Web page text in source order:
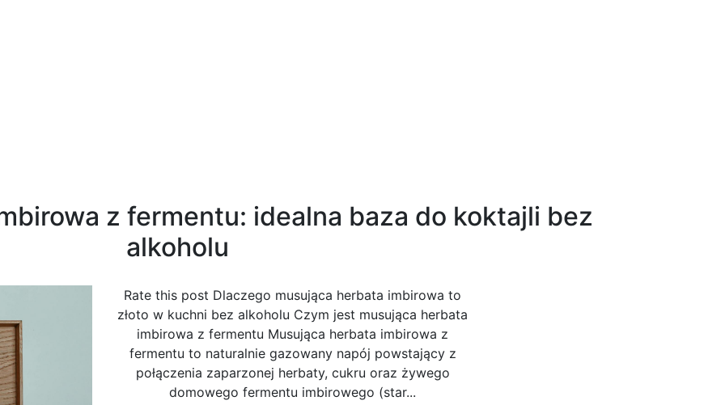
z fermentu: idealna baza do koktajli bez
alkoholu
Rate this post Dlaczego musująca herbata imbirowa to
złoto w kuchni bez alkoholu Czym jest musująca herbata
imbirowa z fermentu Musująca herbata imbirowa z
fermentu to naturalnie gazowany napój powstający z
połączenia zaparzonej herbaty, cukru oraz żywego
domowego fermentu imbirowego (star...